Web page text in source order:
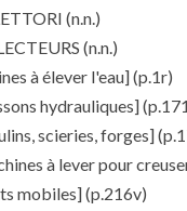
(n.n.)
(n.n.)
à élever l'eau](p.1r)
hydrauliques]
scieries, forges]
à lever pour
mobiles](p.216v)